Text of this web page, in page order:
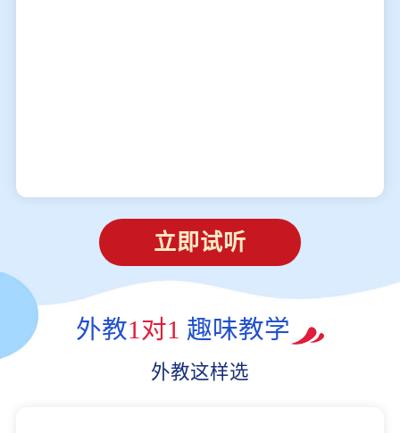
立即试听
外教1对1 趣味教学
外教这样选